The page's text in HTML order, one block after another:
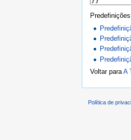
Voltar para A
Política de